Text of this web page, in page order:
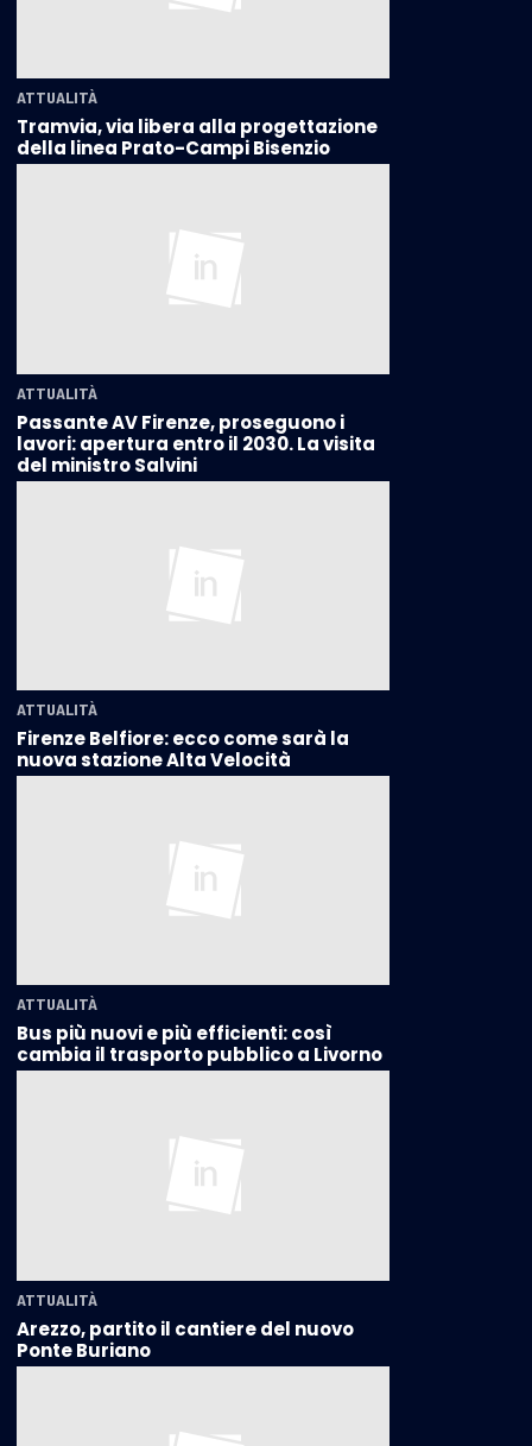
ATTUALITÀ
Tramvia, via libera alla progettazione
della linea Prato-Campi Bisenzio
ATTUALITÀ
Passante AV Firenze, proseguono i
lavori: apertura entro il 2030. La visita
del ministro Salvini
ATTUALITÀ
Firenze Belfiore: ecco come sarà la
nuova stazione Alta Velocità
ATTUALITÀ
Bus più nuovi e più efficienti: così
cambia il trasporto pubblico a Livorno
ATTUALITÀ
Arezzo, partito il cantiere del nuovo
Ponte Buriano